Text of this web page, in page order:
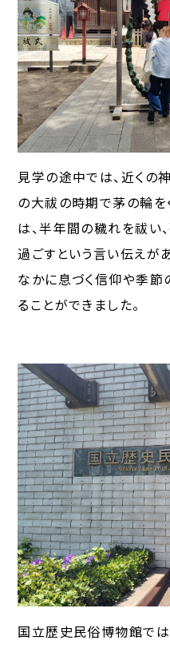
見学の途中では、近くの
の大祓の時期で茅の輪を
は、半年間の穢れを祓い
過ごすという言い伝えが
なかに息づく信仰や季
ることができました。
国立歴史民俗博物館では